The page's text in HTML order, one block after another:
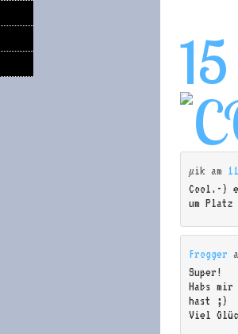
15
µik am
Cool.-)
um Platz
Frogger
Super!
Habs
hast ;)
Viel